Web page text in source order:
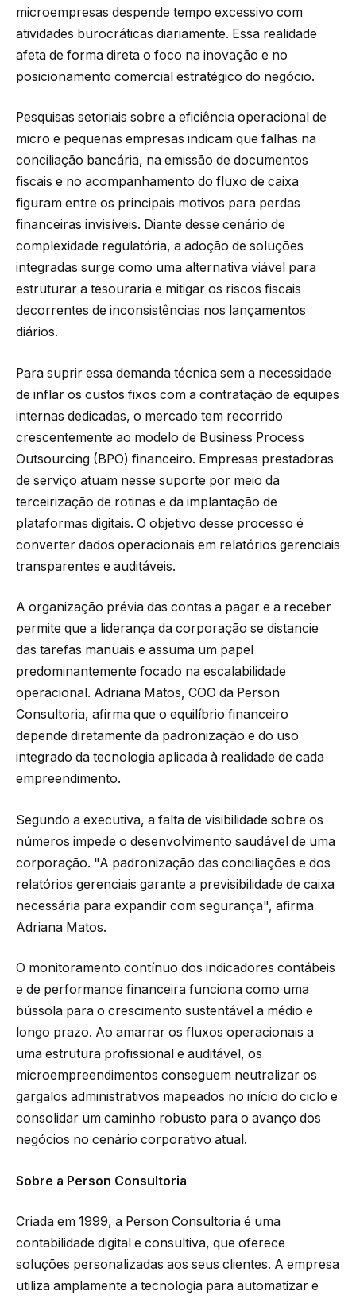
microempresas despende tempo excessivo com
atividades burocráticas diariamente. Essa realidade
afeta de forma direta o foco na inovação e no
posicionamento comercial estratégico do negócio.
Pesquisas setoriais sobre a eficiência operacional de
micro e pequenas empresas indicam que falhas na
conciliação bancária, na emissão de documentos
fiscais e no acompanhamento do fluxo de caixa
figuram entre os principais motivos para perdas
financeiras invisíveis. Diante desse cenário de
complexidade regulatória, a adoção de soluções
integradas surge como uma alternativa viável para
estruturar a tesouraria e mitigar os riscos fiscais
decorrentes de inconsistências nos lançamentos
diários.
Para suprir essa demanda técnica sem a necessidade
de inflar os custos fixos com a contratação de equipes
internas dedicadas, o mercado tem recorrido
crescentemente ao modelo de Business Process
Outsourcing (BPO) financeiro. Empresas prestadoras
de serviço atuam nesse suporte por meio da
terceirização de rotinas e da implantação de
plataformas digitais. O objetivo desse processo é
converter dados operacionais em relatórios gerenciais
transparentes e auditáveis.
A organização prévia das contas a pagar e a receber
permite que a liderança da corporação se distancie
das tarefas manuais e assuma um papel
predominantemente focado na escalabilidade
operacional. Adriana Matos, COO da Person
Consultoria, afirma que o equilíbrio financeiro
depende diretamente da padronização e do uso
integrado da tecnologia aplicada à realidade de cada
empreendimento.
Segundo a executiva, a falta de visibilidade sobre os
números impede o desenvolvimento saudável de uma
corporação. "A padronização das conciliações e dos
relatórios gerenciais garante a previsibilidade de caixa
necessária para expandir com segurança", afirma
Adriana Matos.
O monitoramento contínuo dos indicadores contábeis
e de performance financeira funciona como uma
bússola para o crescimento sustentável a médio e
longo prazo. Ao amarrar os fluxos operacionais a
uma estrutura profissional e auditável, os
microempreendimentos conseguem neutralizar os
gargalos administrativos mapeados no início do ciclo e
consolidar um caminho robusto para o avanço dos
negócios no cenário corporativo atual.
Sobre a Person Consultoria
Criada em 1999, a Person Consultoria é uma
contabilidade digital e consultiva, que oferece
soluções personalizadas aos seus clientes. A empresa
utiliza amplamente a tecnologia para automatizar e